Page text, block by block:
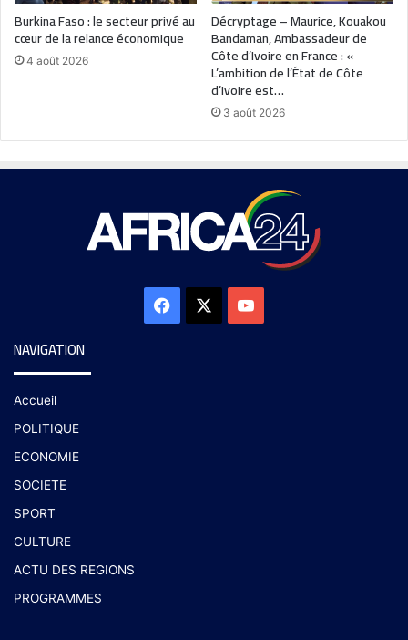
Burkina Faso : le secteur privé au
cœur de la relance économique
4 août 2026
Décryptage – Maurice, Kouakou
Bandaman, Ambassadeur de
Côte d’Ivoire en France : «
L’ambition de l’État de Côte
d’Ivoire est…
3 août 2026
NAVIGATION
Accueil
POLITIQUE
ECONOMIE
SOCIETE
SPORT
CULTURE
ACTU DES REGIONS
PROGRAMMES